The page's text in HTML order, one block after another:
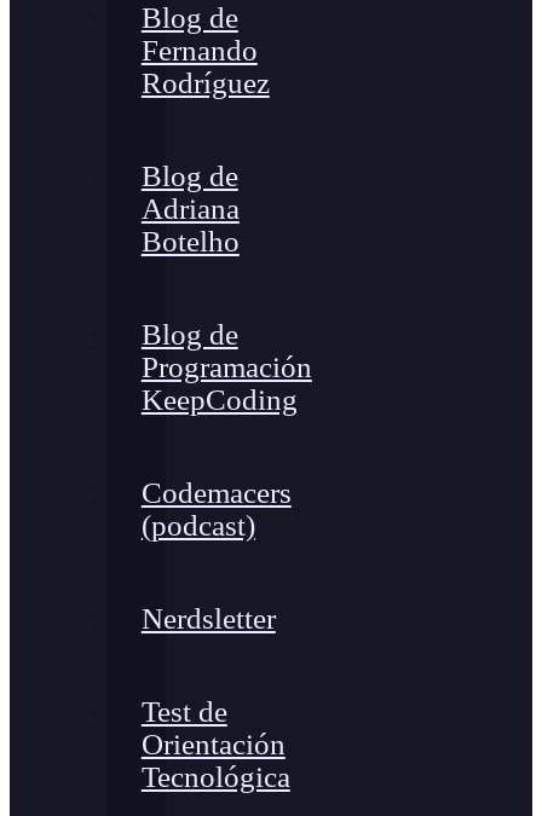
Blog de
Fernando
Rodríguez
Blog de
Adriana
Botelho
Blog de
Programación
KeepCoding
Codemacers
(podcast)
Nerdsletter
Test de
Orientación
Tecnológica